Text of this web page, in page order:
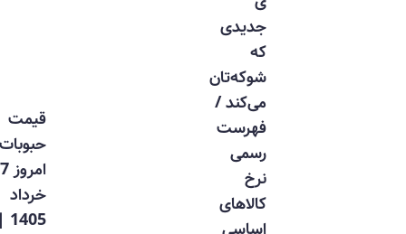
جدیدی
شوکه‌تان
می‌کند /
فهرست
رسمی
کالاهای
قیمت
حبوبات
امروز 17
خرداد
1405 |